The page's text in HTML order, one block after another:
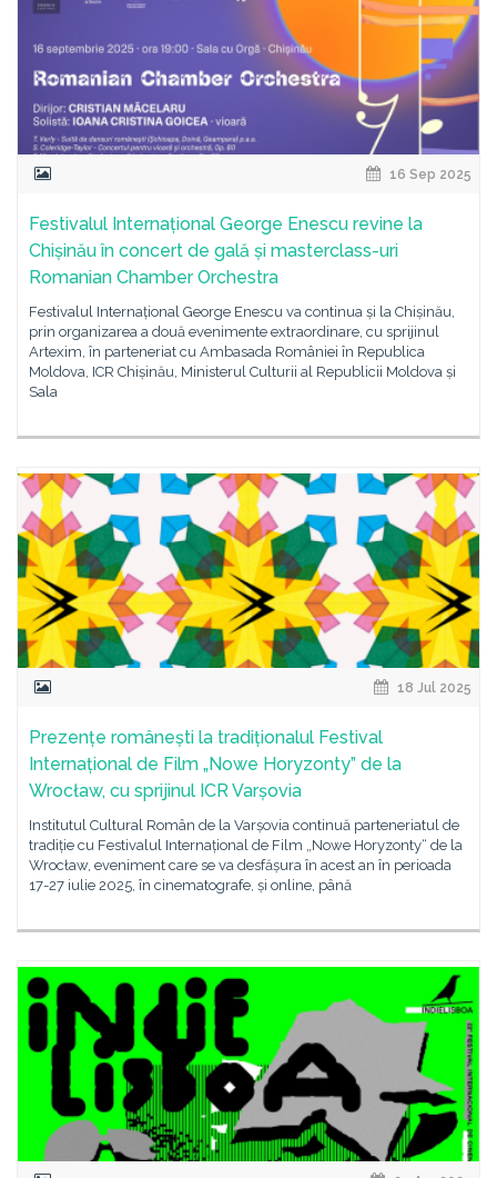
16 Sep 2025
Festivalul Internațional George Enescu revine la
Chișinău în concert de gală și masterclass-uri
Romanian Chamber Orchestra
Festivalul Internațional George Enescu va continua și la Chișinău,
prin organizarea a două evenimente extraordinare, cu sprijinul
Artexim, în parteneriat cu Ambasada României în Republica
Moldova, ICR Chișinău, Ministerul Culturii al Republicii Moldova și
Sala
18 Jul 2025
Prezențe românești la tradiționalul Festival
Internațional de Film „Nowe Horyzonty” de la
Wrocław, cu sprijinul ICR Varșovia
Institutul Cultural Român de la Varșovia continuă parteneriatul de
tradiție cu Festivalul Internațional de Film „Nowe Horyzonty“ de la
Wrocław, eveniment care se va desfășura în acest an în perioada
17-27 iulie 2025, în cinematografe, și online, până